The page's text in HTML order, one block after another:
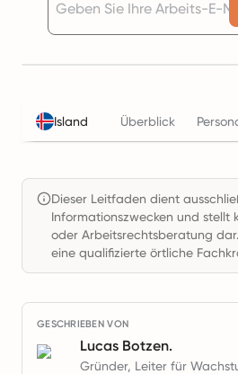
Island Überblick
Dieser Leitfaden dient
Informationszwecken und stellt
oder Arbeitsrechtsberatung
eine qualifizierte örtliche
GESCHRIEBEN VON
Lucas Botzen.
Gründer, Leiter für